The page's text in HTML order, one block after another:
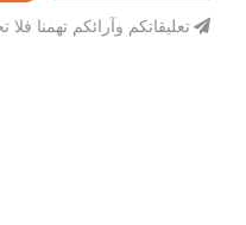
تعليقاتكم وآرائكم تهمنا